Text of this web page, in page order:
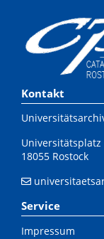
Kontakt
Universitätsplatz
18055 Rostock
Service
Impressum